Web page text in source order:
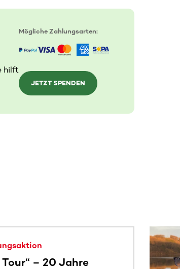
hilft
Mögliche Zahlungsarten:
JETZT SPENDEN
Tour“ – 20 Jahre